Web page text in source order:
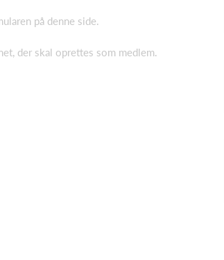
på denne side.
der skal oprettes som medlem.